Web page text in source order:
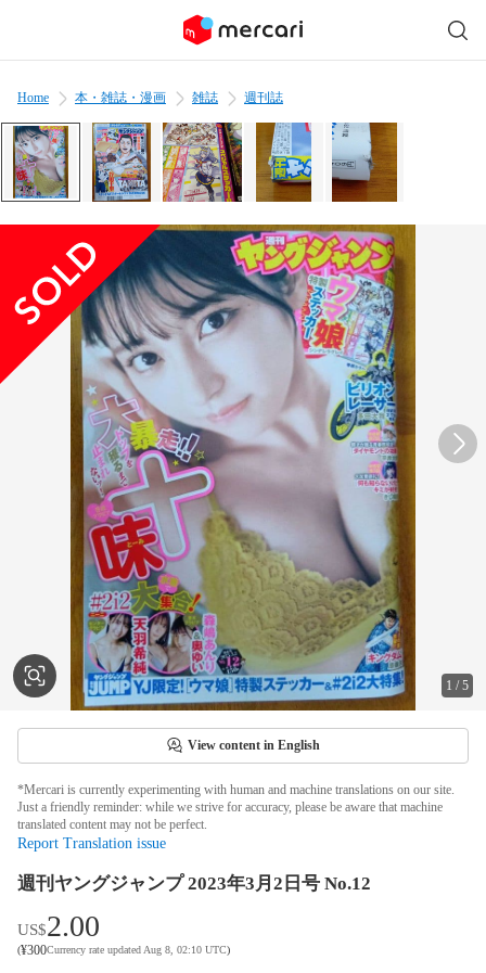
Home 本・雑誌・漫画 雑誌 週刊誌
1 /5
View content in English
*Mercari is currently experimenting with human and machine translations on our site.
Just a friendly reminder: while we strive for accuracy, please be aware that machine
translated content may not be perfect.
Report Translation issue
週刊ヤングジャンプ 2023年3月2日号 No.12
US$2.00
(¥300Currency rate updated Aug 8, 02:10 UTC)